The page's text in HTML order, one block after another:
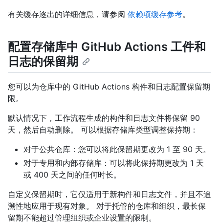
有关缓存逐出的详细信息，请参阅 依赖项缓存参考。
配置存储库中 GitHub Actions 工件和
日志的保留期
您可以为仓库中的 GitHub Actions 构件和日志配置保留期
限。
默认情况下，工作流程生成的构件和日志文件将保留 90
天，然后自动删除。 可以根据存储库类型调整保持期：
对于公共仓库：您可以将此保留期更改为 1 至 90 天。
对于专用和内部存储库：可以将此保持期更改为 1 天
或 400 天之间的任何时长。
自定义保留期时，它仅适用于新构件和日志文件，并且不追
溯性地应用于现有对象。 对于托管的仓库和组织，最长保
留期不能超过管理组织或企业设置的限制。